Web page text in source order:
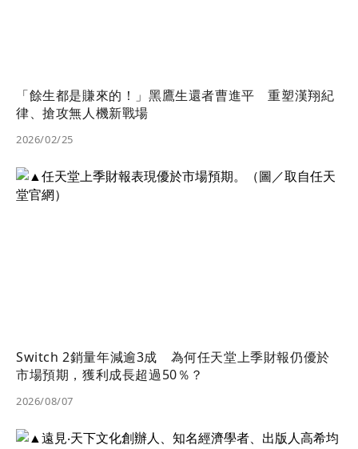
「餘生都是賺來的！」黑鷹生還者曹進平 重塑漢翔紀
律、搶攻無人機新戰場
2026/02/25
Switch 2銷量年減逾3成 為何任天堂上季財報仍優於
市場預期，獲利成長超過50％？
2026/08/07